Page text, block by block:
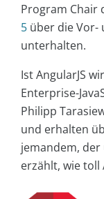
Program Chair
5 über die Vor-
unterhalten.
Ist AngularJS
Enterprise-
Philipp
und erhalten
jemandem, der
erzählt, wie toll